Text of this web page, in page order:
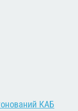
КАБ